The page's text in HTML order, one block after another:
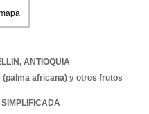
, ANTIOQUIA
africana) y otros frutos